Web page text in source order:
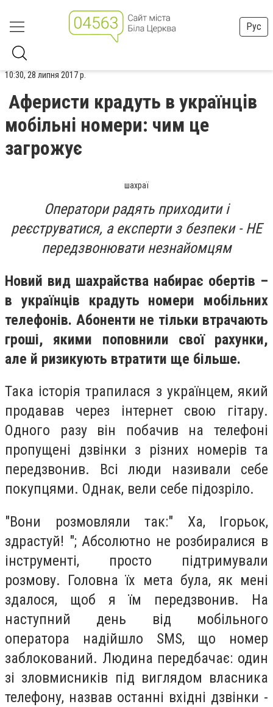
Рус
10:30, 28 липня 2017 р.
Аферисти крадуть в українців
мобільні номери: чим це
загрожує
шахраї
Оператори радять приходити і
реєструватися, а експерти з безпеки - НЕ
передзвонювати незнайомцям
Новий вид шахрайства набирає обертів –
в українців крадуть номери мобільних
телефонів. Абоненти не тільки втрачають
гроші, якими поповнили свої рахунки,
але й ризикують втратити ще більше.
Така історія трапилася з українцем, який
продавав через інтернет свою гітару.
Одного разу він побачив на телефоні
пропущені дзвінки з різних номерів та
передзвонив. Всі люди називали себе
покупцями. Однак, вели себе підозріло.
"Вони розмовляли так:" Ха, Ігорьок,
здрастуй! "; Абсолютно не розбиралися в
інструменті, просто підтримували
розмову. Головна їх мета була, як мені
здалося, щоб я їм передзвонив. На
наступний день від мобільного
оператора надійшло SMS, що номер
заблокований. Людина передбачає: один
зі зловмисників під виглядом власника
телефону, назвав останні вхідні дзвінки -